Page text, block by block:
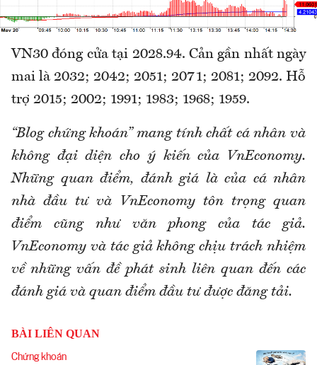
VN30 đóng cửa tại 2028.94. Cản gần nhất ngày
mai là 2032; 2042; 2051; 2071; 2081; 2092. Hỗ
trợ 2015; 2002; 1991; 1983; 1968; 1959.
“Blog chứng khoán” mang tính chất cá nhân và
không đại diện cho ý kiến của VnEconomy.
Những quan điểm, đánh giá là của cá nhân
nhà đầu tư và VnEconomy tôn trọng quan
điểm cũng như văn phong của tác giả.
VnEconomy và tác giả không chịu trách nhiệm
về những vấn đề phát sinh liên quan đến các
đánh giá và quan điểm đầu tư được đăng tải.
BÀI LIÊN QUAN
Chứng khoán